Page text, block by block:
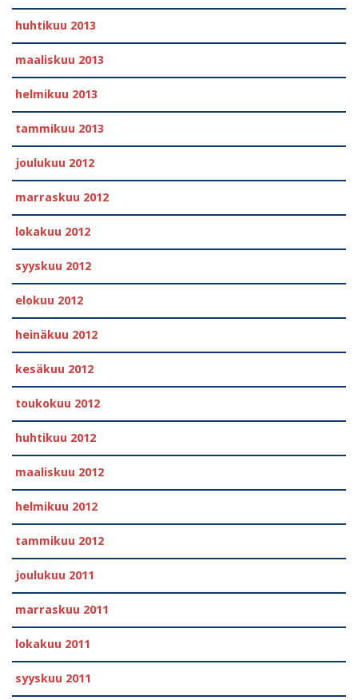
huhtikuu 2013
maaliskuu 2013
helmikuu 2013
tammikuu 2013
joulukuu 2012
marraskuu 2012
lokakuu 2012
syyskuu 2012
elokuu 2012
heinäkuu 2012
kesäkuu 2012
toukokuu 2012
huhtikuu 2012
maaliskuu 2012
helmikuu 2012
tammikuu 2012
joulukuu 2011
marraskuu 2011
lokakuu 2011
syyskuu 2011